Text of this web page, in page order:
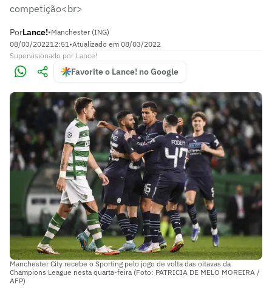
competição<br>
PorLance!•Manchester (ING)
08/03/202212:51•Atualizado em 08/03/2022
Supervisionado por Lance!
Favorite o Lance! no Google
Manchester City recebe o Sporting pelo jogo de volta das oitavas da
Champions League nesta quarta-feira (Foto: PATRICIA DE MELO MOREIRA /
AFP)